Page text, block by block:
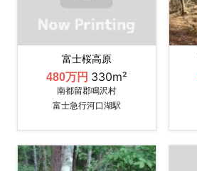
富士桜高原
480万円 330m²
南都留郡鳴沢村
富士急行河口湖駅